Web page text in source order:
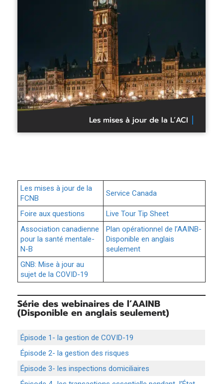
Les mises à jour de la L’ACI
Les mises à jour de la
FCNB
Service Canada
Foire aux questions
Live Tour Tip Sheet
Association canadienne
pour la santé mentale-
N-B
Plan opérationnel de l’AAINB-
Disponible en anglais
seulement
GNB: Mise à jour au
sujet de la COVID-19
Série des webinaires de l’AAINB
(Disponible en anglais seulement)
Épisode 1- la gestion de COVID-19
Épisode 2- la gestion des risques
Épisode 3- les inspections domiciliaires